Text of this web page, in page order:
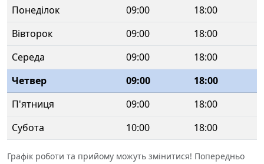
Понеділок 09:00
18:00
Вівторок
09:00
18:00
Середа
09:00
18:00
Четвер
09:00
18:00
П'ятниця
09:00
18:00
Субота
10:00 18:00
Графік роботи та прийому можуть змінитися! Попередньо